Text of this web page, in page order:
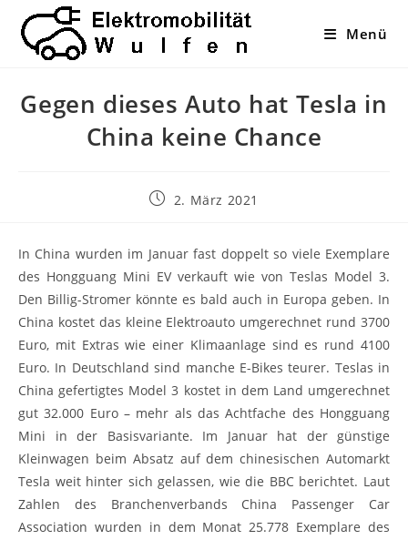
Inhalt
springen
Menü
Gegen dieses Auto hat Tesla in
China keine Chance
Beitrag2. März 2021
In China wurden im Januar fast doppelt so viele Exemplare
des Hongguang Mini EV verkauft wie von Teslas Model 3.
Den Billig-Stromer könnte es bald auch in Europa geben. In
China kostet das kleine Elektroauto umgerechnet rund 3700
Euro, mit Extras wie einer Klimaanlage sind es rund 4100
Euro. In Deutschland sind manche E-Bikes teurer. Teslas in
China gefertigtes Model 3 kostet in dem Land umgerechnet
gut 32.000 Euro – mehr als das Achtfache des Hongguang
Mini in der Basisvariante. Im Januar hat der günstige
Kleinwagen beim Absatz auf dem chinesischen Automarkt
Tesla weit hinter sich gelassen, wie die BBC berichtet. Laut
Zahlen des Branchenverbands China Passenger Car
Association wurden in dem Monat 25.778 Exemplare des